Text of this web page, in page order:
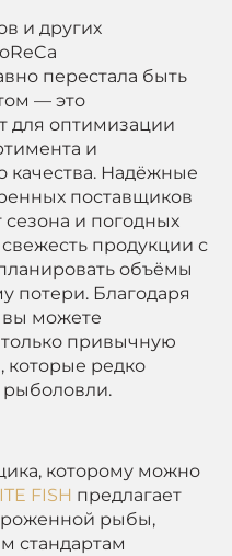
и других
перестала быть
— это
для оптимизации
и
качества. Надёжные
поставщиков
сезона и погодных
продукции с
объёмы
потери. Благодаря
можете
привычную
которые редко
рыболовли.
которому можно
FISH предлагает
рыбы,
стандартам